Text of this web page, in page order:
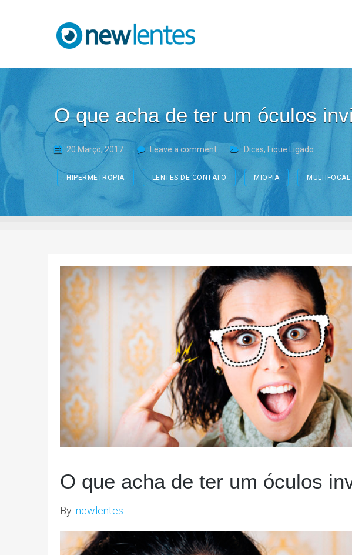
Blog NewLentes
O que acha de ter um óculos
20 Março, 2017 Leave a comment Dicas, Fique Ligado
HIPERMETROPIA LENTES DE CONTATO MIOPIA MULTIFOCAL
O que acha de ter um óculos
By: newlentes